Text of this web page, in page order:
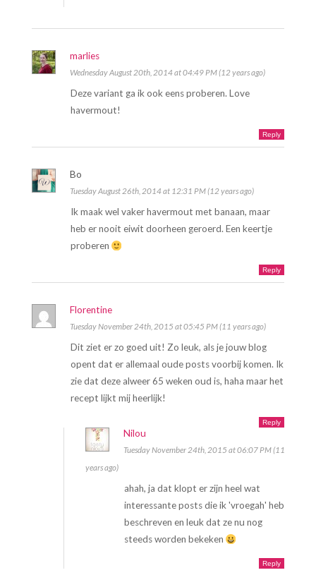
marlies
Wednesday August 20th, 2014 at 04:49 PM (12 years ago)
Deze variant ga ik ook eens proberen. Love
havermout!
Reply
Bo
Tuesday August 26th, 2014 at 12:31 PM (12 years ago)
Ik maak wel vaker havermout met banaan, maar
heb er nooit eiwit doorheen geroerd. Een keertje
proberen
Reply
Florentine
Tuesday November 24th, 2015 at 05:45 PM (11 years ago)
Dit ziet er zo goed uit! Zo leuk, als je jouw blog
opent dat er allemaal oude posts voorbij komen. Ik
zie dat deze alweer 65 weken oud is, haha maar het
recept lijkt mij heerlijk!
Reply
Nilou
Tuesday November 24th, 2015 at 06:07 PM (11
years ago)
ahah, ja dat klopt er zijn heel wat
interessante posts die ik 'vroegah' heb
beschreven en leuk dat ze nu nog
steeds worden bekeken
Reply